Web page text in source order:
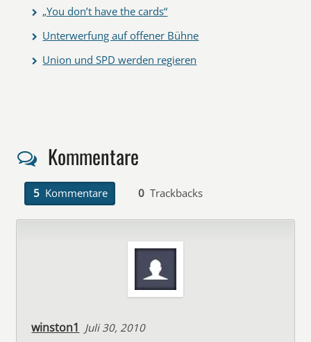
„You don’t have the cards“
Unterwerfung auf offener Bühne
Union und SPD werden regieren
Kommentare
5 Kommentare 0 Trackbacks
winston1 Juli 30, 2010